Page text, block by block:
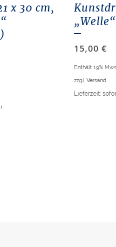
x 30 cm,
15,00€
Enthält 19%
zzgl.Versand
Lieferzeit: